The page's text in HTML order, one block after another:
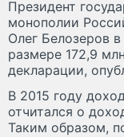
Президент
монополии
Олег Белозеров
размере 172,9
декларации,
В 2015 году
отчитался о
Таким образом,